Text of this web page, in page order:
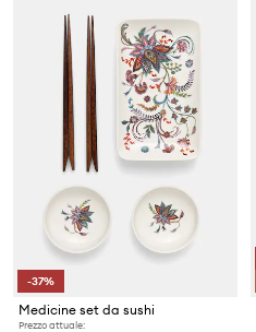
-37%
Medicine set da sushi
Prezzo attuale: